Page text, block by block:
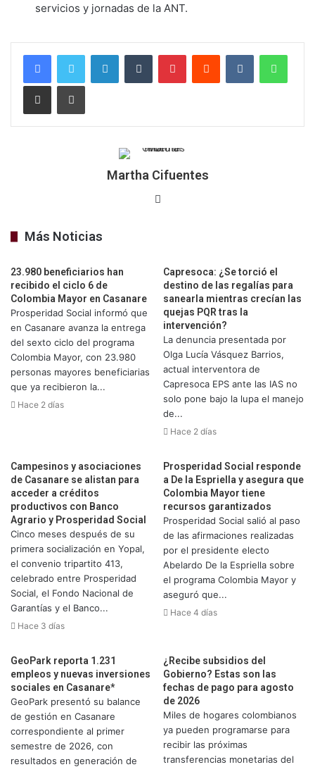
servicios y jornadas de la ANT.
LinkedInTumblr PinterestReddit VKontakte
Compartir por correo electrónicoImprimir
Martha Cifuentes
Sitio
Más Noticias
23.980 beneficiarios han
recibido el ciclo 6 de
Colombia Mayor en Casanare
Prosperidad Social informó que
en Casanare avanza la entrega
del sexto ciclo del programa
Colombia Mayor, con 23.980
personas mayores beneficiarias
que ya recibieron la...
Hace 2 días
Capresoca: ¿Se torció el
destino de las regalías para
sanearla mientras crecían las
quejas PQR tras la
intervención?
La denuncia presentada por
Olga Lucía Vásquez Barrios,
actual interventora de
Capresoca EPS ante las IAS no
solo pone bajo la lupa el manejo
de...
Hace 2 días
Campesinos y asociaciones
de Casanare se alistan para
acceder a créditos
productivos con Banco
Agrario y Prosperidad Social
Cinco meses después de su
primera socialización en Yopal,
el convenio tripartito 413,
celebrado entre Prosperidad
Social, el Fondo Nacional de
Garantías y el Banco...
Hace 3 días
Prosperidad Social responde
a De la Espriella y asegura que
Colombia Mayor tiene
recursos garantizados
Prosperidad Social salió al paso
de las afirmaciones realizadas
por el presidente electo
Abelardo De la Espriella sobre
el programa Colombia Mayor y
aseguró que...
Hace 4 días
GeoPark reporta 1.231
empleos y nuevas inversiones
sociales en Casanare*
GeoPark presentó su balance
de gestión en Casanare
correspondiente al primer
semestre de 2026, con
resultados en generación de
¿Recibe subsidios del
Gobierno? Estas son las
fechas de pago para agosto
de 2026
Miles de hogares colombianos
ya pueden programarse para
recibir las próximas
transferencias monetarias del